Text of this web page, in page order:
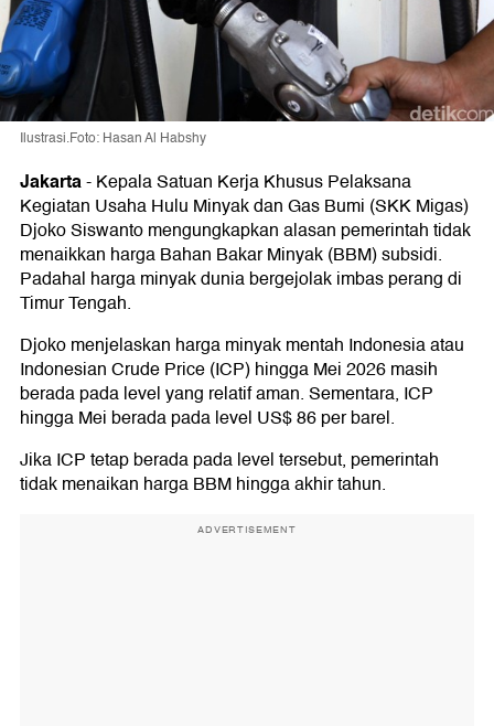
Ilustrasi.Foto: Hasan Al Habshy
Jakarta-Kepala Satuan Kerja Khusus Pelaksana
Kegiatan Usaha Hulu Minyak dan Gas Bumi (SKK Migas)
Djoko Siswanto mengungkapkan alasan pemerintah tidak
menaikkan harga Bahan Bakar Minyak (BBM) subsidi.
Padahal harga minyak dunia bergejolak imbas perang di
Timur Tengah.
Djoko menjelaskan harga minyak mentah Indonesia atau
Indonesian Crude Price (ICP) hingga Mei 2026 masih
berada pada level yang relatif aman. Sementara, ICP
hingga Mei berada pada level US$ 86 per barel.
Jika ICP tetap berada pada level tersebut, pemerintah
tidak menaikan harga BBM hingga akhir tahun.
ADVERTISEMENT